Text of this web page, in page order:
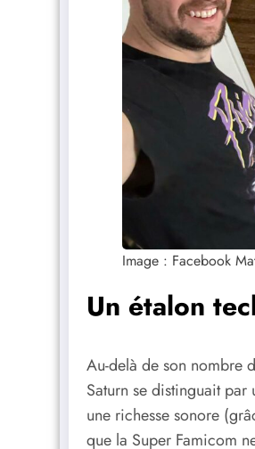
Image : Facebook
Un étalon
Au-delà de son nombre
Saturn se distinguait par
une richesse sonore
que la Super Famicom